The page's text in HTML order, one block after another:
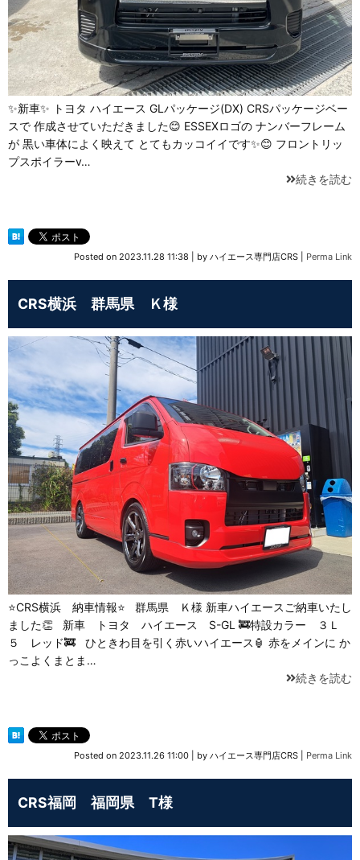
✨新車✨ トヨタ ハイエース GLパッケージ(DX) CRSパッケージベー
スで 作成させていただきました😊 ESSEXロゴの ナンバーフレーム
が 黒い車体によく映えて とてもカッコイイです✨😊 フロントリッ
プスポイラーv…
続きを読む
Posted on 2023.11.28 11:38 by ハイエース専門店CRS Perma Link
CRS横浜 群馬県 Ｋ様
⭐CRS横浜 納車情報⭐ 群馬県 Ｋ様 新車ハイエースご納車いたし
ました👏 新車 トヨタ ハイエース S-GL 🚒特設カラー ３Ｌ
５ レッド🚒 ひときわ目を引く赤いハイエース🏮 赤をメインに か
っこよくまとま…
続きを読む
Posted on 2023.11.26 11:00 by ハイエース専門店CRS Perma Link
CRS福岡 福岡県 T様